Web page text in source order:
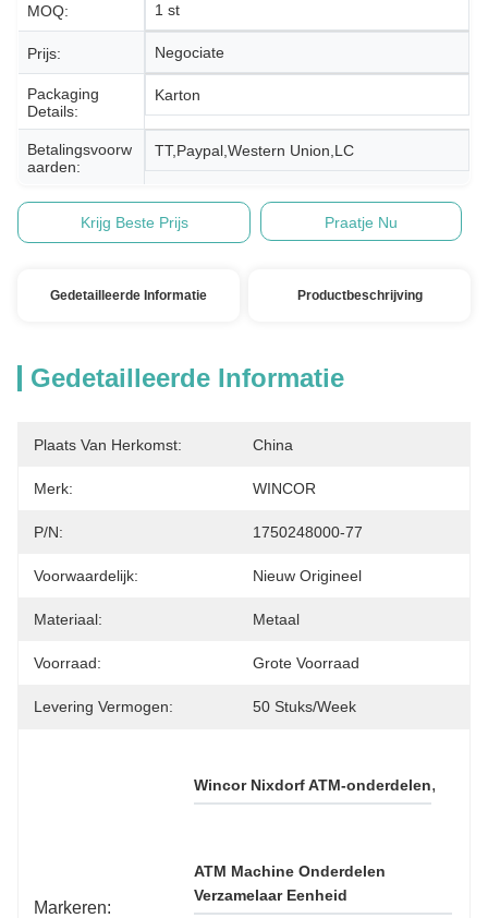
MOQ: 1 st
Prijs: Negociate
Packaging
Details:
Karton
Betalingsvoorw
Aarden:
TT,Paypal,Western Union,LC
Krijg Beste Prijs Praatje Nu
Gedetailleerde Informatie Productbeschrijving
Gedetailleerde Informatie
Plaats Van Herkomst: China
Merk: WINCOR
P/N: 1750248000-77
Voorwaardelijk: Nieuw Origineel
Materiaal: Metaal
Voorraad: Grote Voorraad
Levering Vermogen: 50 Stuks/week
Markeren:
Wincor Nixdorf ATM-onderdelen,
ATM Machine Onderdelen
Verzamelaar Eenheid